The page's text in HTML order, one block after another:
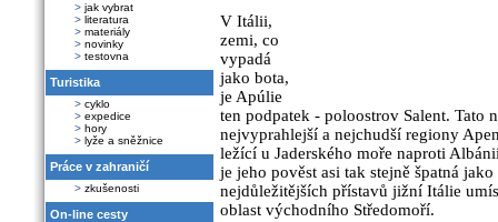
> jak vybrat
> literatura
> materiály
> novinky
> testovna
Turistika
> cyklo
> expedice
> hory
> lyže a sněžnice
Práce v zahraničí
> zkušenosti
On-line cesty
V Itálii,
zemi, co
vypadá
jako bota,
je Apúlie
ten podpatek - poloostrov Salent. Tato
nejvyprahlejší a nejchudší regiony
ležící u Jaderského moře naproti
je jeho pověst asi tak stejně špatná
nejdůležitějších přístavů jižní Itálie
oblast východního Středomoří.